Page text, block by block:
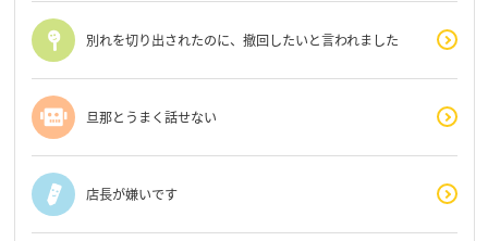
別れを切り出されたのに、撤回したいと言われました
旦那とうまく話せない
店長が嫌いです